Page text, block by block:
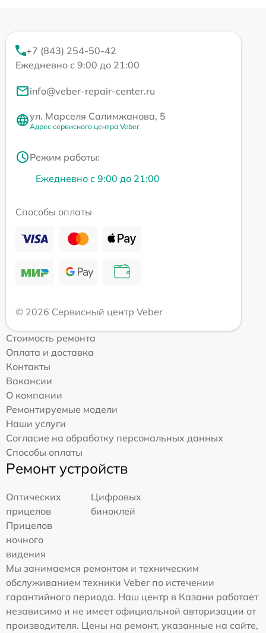
+7 (843) 254-50-42
Ежедневно с 9:00 до 21:00
info@veber-repair-center.ru
ул. Марселя Салимжанова, 5
Адрес сервисного центра Veber
Режим работы:
Ежедневно с 9:00 до 21:00
Способы оплаты
© 2026 Сервисный центр Veber
Стоимость ремонта
Оплата и доставка
Контакты
Вакансии
О компании
Ремонтируемые модели
Наши услуги
Согласие на обработку персональных данных
Способы оплаты
Ремонт устройств
Оптических
прицелов
Цифровых
биноклей
Прицелов
ночного
видения
Мы занимаемся ремонтом и техническим
обслуживанием техники Veber по истечении
гарантийного периода. Наш центр в Казани работает
независимо и не имеет официальной авторизации от
производителя. Цены на ремонт, указанные на сайте,